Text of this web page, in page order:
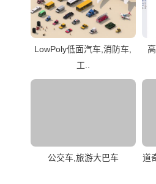
LowPoly低面汽车,消防车,
工..
公交车,旅游大巴车 道